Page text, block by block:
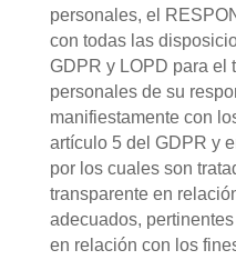
personales, el
con todas las
GDPR y LOPD para el
personales de su
manifiestamente con
artículo 5 del GDPR y
por los cuales son
transparente en
adecuados,
en relación con los